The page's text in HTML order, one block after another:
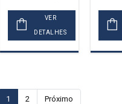
VER
DETALHES
1 2 Próximo